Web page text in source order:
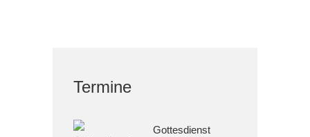
Termine
Gottesdienst